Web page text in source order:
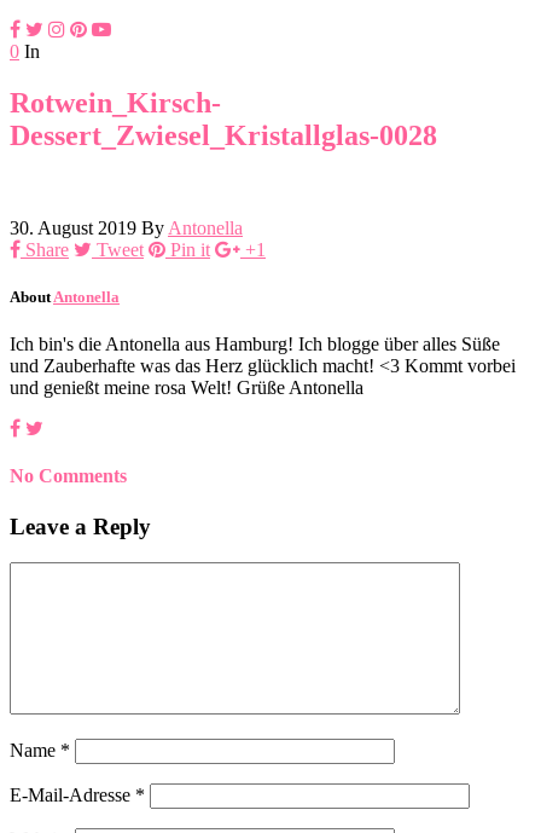
0 In
Rotwein_Kirsch-
Dessert_Zwiesel_Kristallglas-0028
30. August 2019 By Antonella
Share
Tweet Pin it +1
About Antonella
Ich bin's die Antonella aus Hamburg! Ich blogge über alles Süße
und Zauberhafte was das Herz glücklich macht! <3 Kommt vorbei
und genießt meine rosa Welt! Grüße Antonella
No Comments
Leave a Reply
Name *
E-Mail-Adresse *